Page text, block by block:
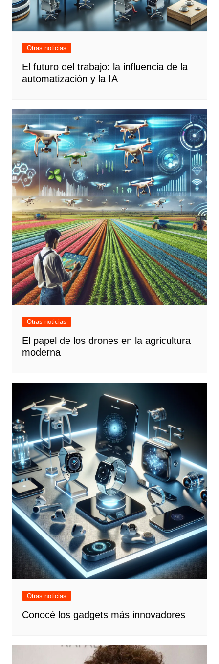
Otras noticias
El futuro del trabajo: la influencia de la
automatización y la IA
Otras noticias
El papel de los drones en la agricultura
moderna
Otras noticias
Conocé los gadgets más innovadores